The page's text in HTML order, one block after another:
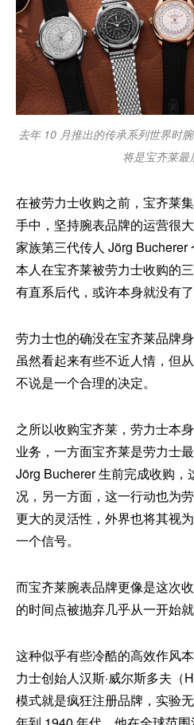
去年 10 月推出的传承系列世界时
将是宝齐莱最
在被劳力士收购之前，宝齐莱
手中，坚持腕表品牌的运营很
家族第三代传人 Jörg
本人在宝齐莱被劳力士收购的
有直系后代，或许本身就没有了
劳力士也的确没在宝齐莱品牌
虽然看起来有些不近人情，但
不说是一个合理的决定。
之所以收购宝齐莱，劳力士本
业务，一方面宝齐莱是劳力士
Jörg Bucherer 生前完成收购
况，另一方面，这一行动也为
更大的灵活性，外界也将其视
一个信号。
而宝齐莱腕表品牌更像是这次
的时间点被抛弃几乎从一开始就
这种似乎有些冷酷的高效作风
力士创始人汉斯·威尔斯多夫（
模式就是疯狂注册品牌，实验